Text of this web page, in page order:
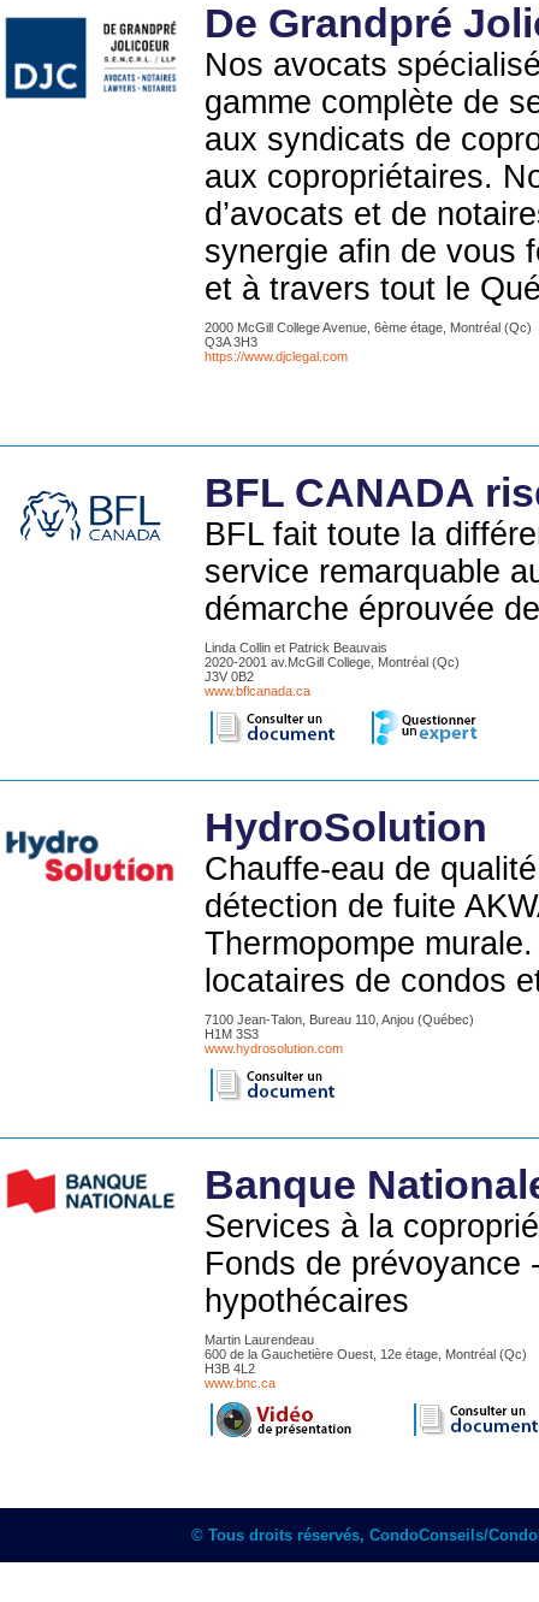
De Grandpré
Nos avocats
gamme complète de
aux syndicats de
aux copropriétaires.
d’avocats et de
synergie afin de vous
et à travers tout le
2000 McGill College Avenue, 6ème étage, Montréal (Qc)
Q3A 3H3
https://www.djclegal.com
BFL CANADA
BFL fait toute la
service remarquable
démarche éprouvée
Linda Collin et Patrick Beauvais
2020-2001 av.McGill College, Montréal (Qc)
J3V 0B2
www.bflcanada.ca
HydroSolution
Chauffe-eau de
détection de fuite
Thermopompe
locataires de condos
7100 Jean-Talon, Bureau 110, Anjou (Québec)
H1M 3S3
www.hydrosolution.com
Banque
Services à la
Fonds de prévoyance
hypothécaires
Martin Laurendeau
600 de la Gauchetière Ouest, 12e étage, Montréal (Qc)
H3B 4L2
www.bnc.ca
© Tous droits réservés, CondoConseils/